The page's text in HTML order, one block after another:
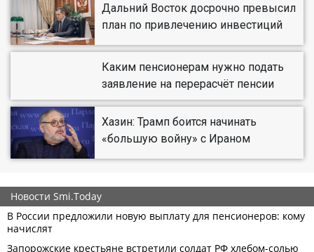
Дальний Восток досрочно превысил
план по привлечению инвестиций
Каким пенсионерам нужно подать
заявление на перерасчёт пенсии
Хазин: Трамп боится начинать
«большую войну» с Ираном